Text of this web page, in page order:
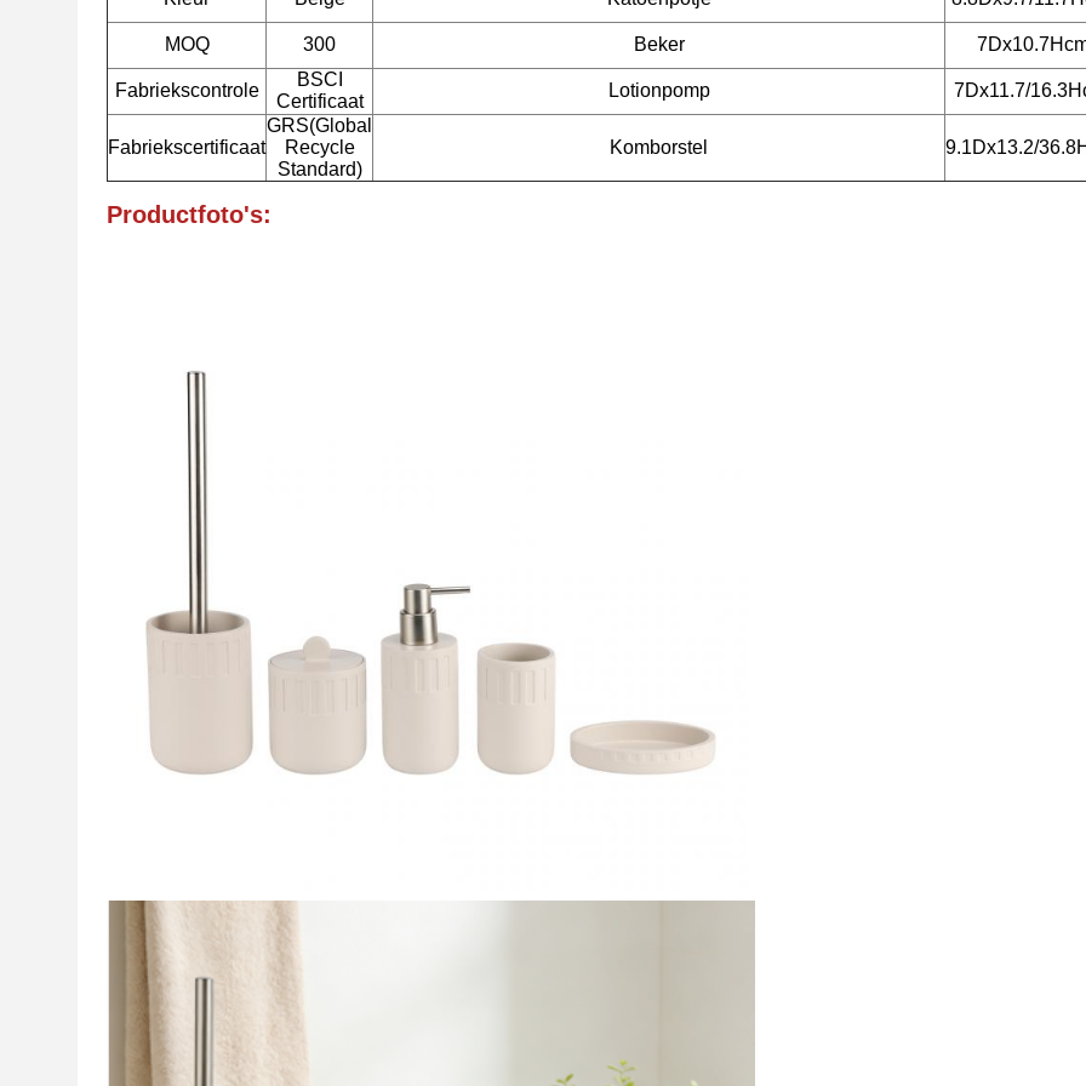
MOQ 300 Beker
Fabriekscontrole
BSCI
Certificaat
Lotionpomp 7Dx11.7/
Fabriekscertificaat
GRS(Global
Recycle
Standard)
Komborstel 9.1Dx13.2/
Productfoto's: